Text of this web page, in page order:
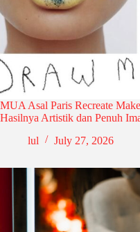
MUA Asal Paris Recreate
Hasilnya Artistik dan Penuh
lul
July 27, 2026